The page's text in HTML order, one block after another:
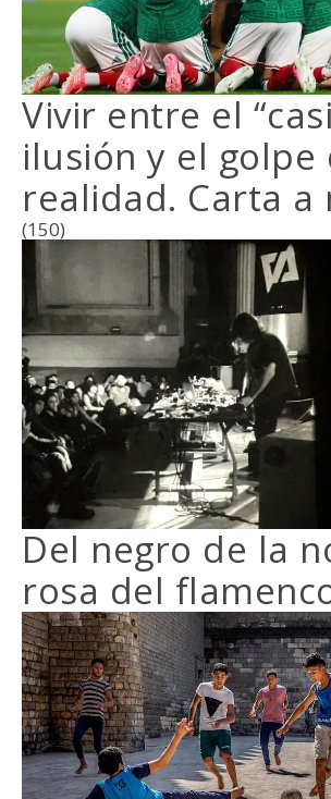
Vivir entre el
ilusión y el golpe
realidad. Carta
(150)
Del negro de la
rosa del